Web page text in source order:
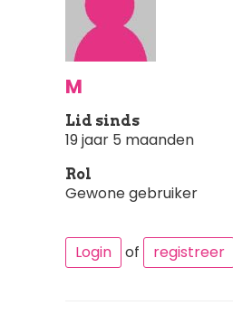
M
Lid sinds
19 jaar 5 maanden
Rol
Gewone gebruiker
Login of registreer